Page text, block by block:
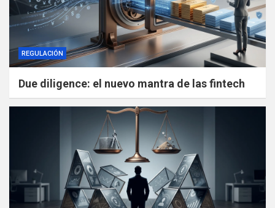
REGULACIÓN
Due diligence: el nuevo mantra de las fintech